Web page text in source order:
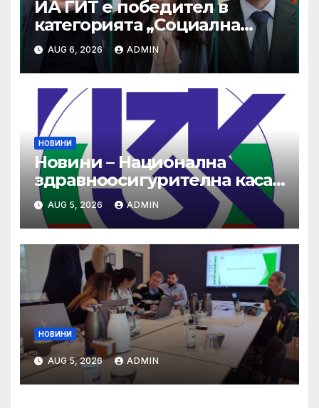
ИА ГИТ е победител в
категорията „Социална
отговорност“ в конкурса на
ИПА за добри практики
AUG 6, 2026 ADMIN
НОВИНИ
Новини – Национална
здравноосигурителна каса
(НЗОК)
AUG 5, 2026 ADMIN
НОВИНИ
AUG 5, 2026 ADMIN